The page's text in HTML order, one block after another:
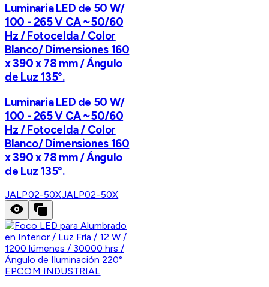
Luminaria LED de 50 W/
100 - 265 V CA ~50/60
Hz / Fotocelda / Color
Blanco/ Dimensiones 160
x 390 x 78 mm / Ángulo
de Luz 135°.
Luminaria LED de 50 W/
100 - 265 V CA ~50/60
Hz / Fotocelda / Color
Blanco/ Dimensiones 160
x 390 x 78 mm / Ángulo
de Luz 135°.
JALP02-50XJALP02-50X
EPCOM INDUSTRIAL